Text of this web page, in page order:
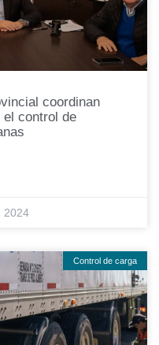
coordinan
control de
2024
Control de carga